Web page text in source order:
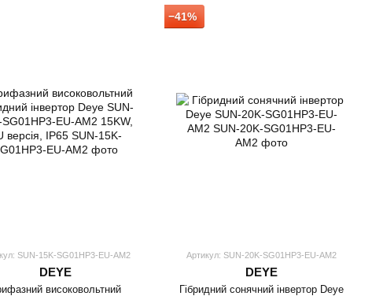
SUN-15K-SG01HP3-EU-AM2
DEYE
високовольтний
−41%
Артикул: SUN-20K-SG01HP3-EU-AM2
DEYE
Гібридний сонячний інвертор Deye